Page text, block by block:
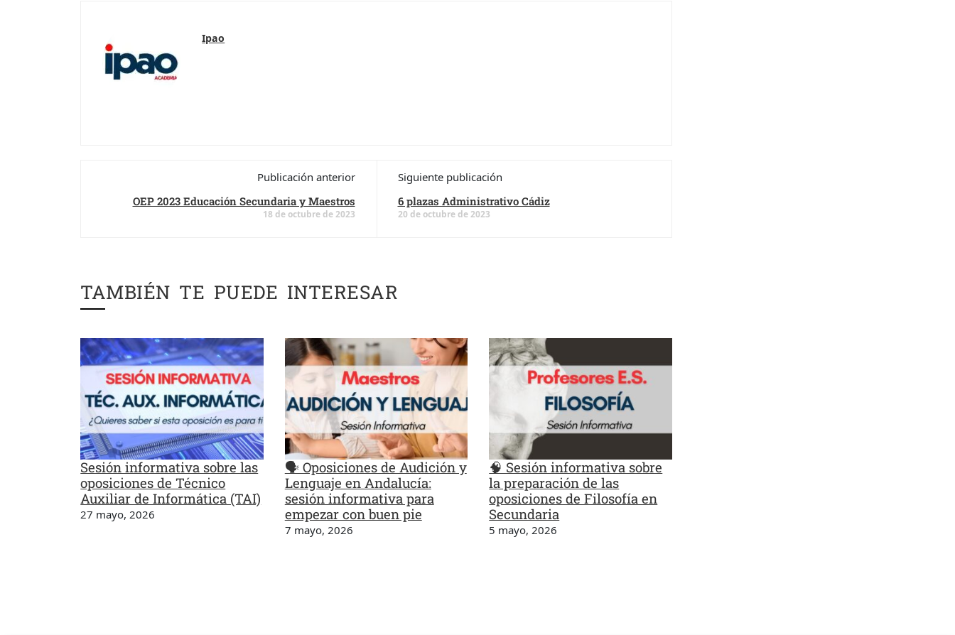
Ipao
Publicación anterior
OEP 2023 Educación Secundaria y Maestros
18 de octubre de 2023
Siguiente publicación
6 plazas Administrativo Cádiz
20 de octubre de 2023
TAMBIÉN TE PUEDE INTERESAR
Sesión informativa sobre las
oposiciones de Técnico
Auxiliar de Informática (TAI)
27 mayo, 2026
🗣️ Oposiciones de Audición y
Lenguaje en Andalucía:
sesión informativa para
empezar con buen pie
7 mayo, 2026
🧠 Sesión informativa sobre
la preparación de las
oposiciones de Filosofía en
Secundaria
5 mayo, 2026